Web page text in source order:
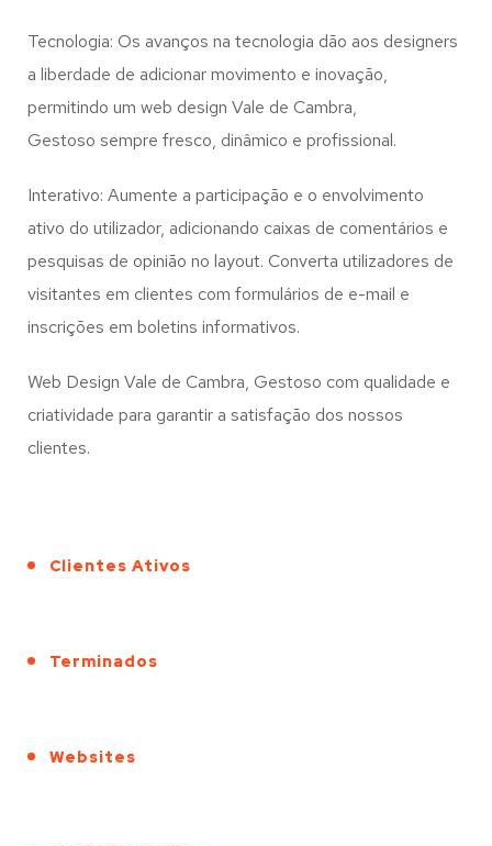
Tecnologia: Os avanços na tecnologia dão aos designers
a liberdade de adicionar movimento e inovação,
permitindo um web design Vale de Cambra,
Gestoso sempre fresco, dinâmico e profissional.
Interativo: Aumente a participação e o envolvimento
ativo do utilizador, adicionando caixas de comentários e
pesquisas de opinião no layout. Converta utilizadores de
visitantes em clientes com formulários de e-mail e
inscrições em boletins informativos.
Web Design Vale de Cambra, Gestoso com qualidade e
criatividade para garantir a satisfação dos nossos
clientes.
Clientes Ativos
Terminados
Websites